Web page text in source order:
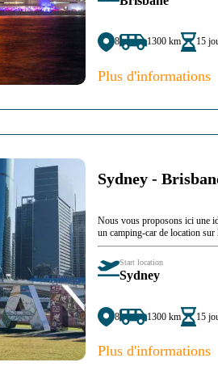
8 1300 km 15
Plus d'informations
Sydney -
Nous vous proposons ici une
un camping-car de location sur
Start location
Sydney
8 1300 km 15
Plus d'informations